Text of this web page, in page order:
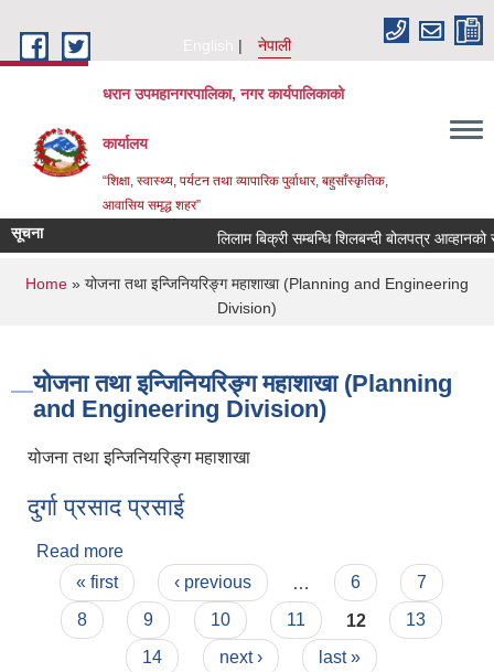
English
नेपाली
धरान उपमहानगरपालिका, नगर कार्यपालिकाको
कार्यालय
“शिक्षा, स्वास्थ्य, पर्यटन तथा व्यापारिक पुर्वाधार, बहुसाँस्कृतिक,
आवासिय समृद्ध शहर”
सूचना लिलाम बिक्री सम्बन्धि शिलबन्दी
You are here
Home » योजना तथा इन्जिनियरिङ्ग महाशाखा (Planning and Engineering
Division)
योजना तथा इन्जिनियरिङ्ग महाशाखा (Planning
and Engineering Division)
योजना तथा इन्जिनियरिङ्ग महाशाखा
दुर्गा प्रसाद प्रसाई
Read more
Pages
« first ‹ previous 6
7
8
9 10 11 12
13
14
next › last »